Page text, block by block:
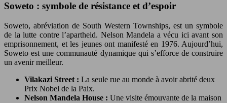
Soweto : symbole de résistance et d’espoir
Soweto, abréviation de South Western Townships, est un symbole
de la lutte contre l’apartheid. Nelson Mandela a vécu ici avant son
emprisonnement, et les jeunes ont manifesté en 1976. Aujourd’hui,
Soweto est une communauté dynamique qui s’efforce de construire
un avenir meilleur.
Vilakazi Street : La seule rue au monde à avoir abrité deux
Prix Nobel de la Paix.
Nelson Mandela House : Une visite émouvante de la maison